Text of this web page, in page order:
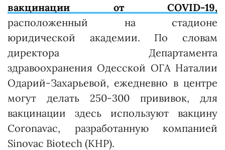
вакцинации от COVID-19,
расположенный на стадионе
юридической академии. По словам
директора Департамента
здравоохранения Одесской ОГА Наталии
Одарий-Захарьевой, ежедневно в центре
могут делать 250-300 прививок, для
вакцинации здесь используют вакцину
Coronavac, разработанную компанией
Sinovac Biotech (КНР).